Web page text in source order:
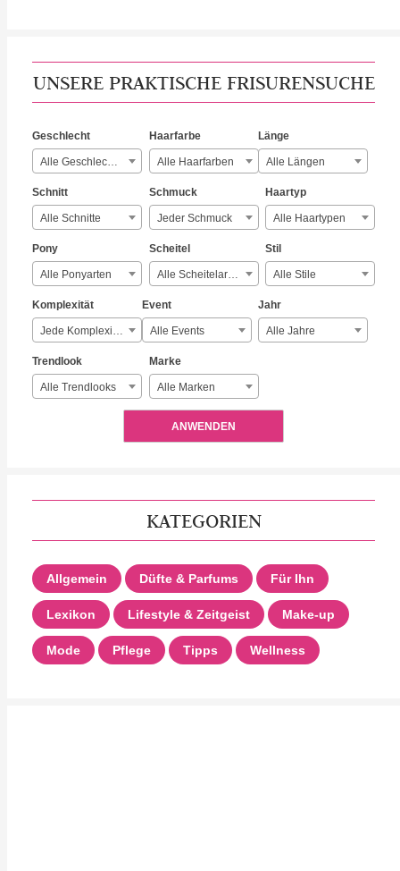
UNSERE PRAKTISCHE FRISURENSUCHE
Geschlecht
Alle Geschlechter
Haarfarbe
Alle Haarfarben
Länge
Alle Längen
Schnitt
Alle Schnitte
Schmuck
Jeder Schmuck
Haartyp
Alle Haartypen
Pony
Alle Ponyarten
Scheitel
Alle Scheitelarten
Stil
Alle Stile
Komplexität
Jede Komplexität
Event
Alle Events
Jahr
Alle Jahre
Trendlook
Alle Trendlooks
Marke
Alle Marken
ANWENDEN
KATEGORIEN
Allgemein Düfte & Parfums Für Ihn
Lexikon Lifestyle & Zeitgeist Make-up
Mode Pflege Tipps Wellness